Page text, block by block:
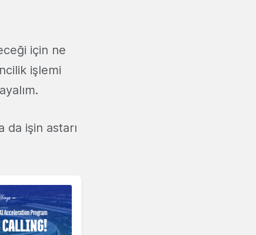
için ne
işlemi
işin astarı